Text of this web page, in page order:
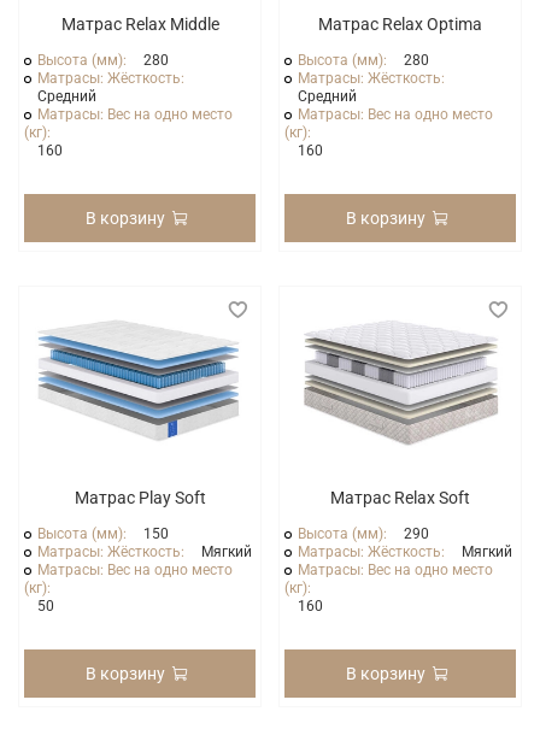
Матрас Relax Middle
Высота (мм):
280
Матрасы: Жёсткость:
Средний
Матрасы: Вес на одно место
(кг):
160
В корзину
Матрас Relax Optima
Высота (мм):
280
Матрасы: Жёсткость:
Средний
Матрасы: Вес на одно место
(кг):
160
В корзину
Матрас Play Soft
Высота (мм):
150
Матрасы: Жёсткость:
Мягкий
Матрасы: Вес на одно место
(кг):
50
В корзину
Матрас Relax Soft
Высота (мм):
290
Матрасы: Жёсткость:
Мягкий
Матрасы: Вес на одно место
(кг):
160
В корзину